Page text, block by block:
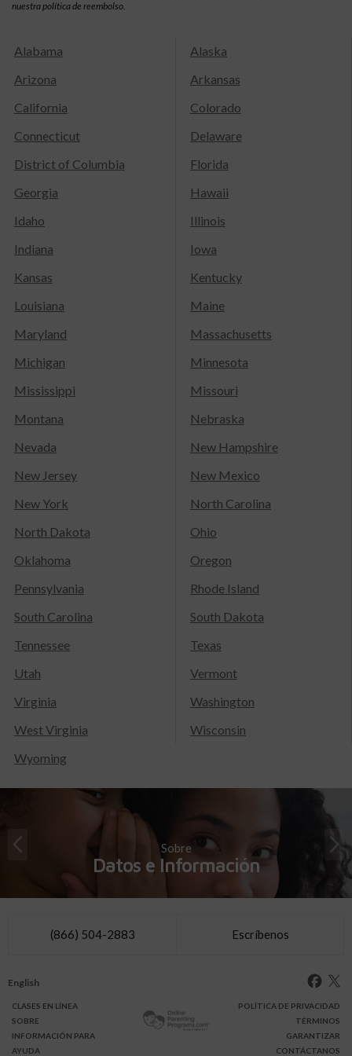
nuestra política de reembolso.
Alabama
Alaska
Arizona
Arkansas
California
Colorado
Connecticut
Delaware
District of Columbia
Florida
Georgia
Hawaii
Idaho
Illinois
Indiana
Iowa
Kansas
Kentucky
Louisiana
Maine
Maryland
Massachusetts
Michigan
Minnesota
Mississippi
Missouri
Montana
Nebraska
Nevada
New Hampshire
New Jersey
New Mexico
New York
North Carolina
North Dakota
Ohio
Oklahoma
Oregon
Pennsylvania
Rhode Island
South Carolina
South Dakota
Tennessee
Texas
Utah
Vermont
Virginia
Washington
West Virginia
Wisconsin
Wyoming
Sobre
Datos e Información
(866) 504-2883 Escríbenos
English
CLASES EN LÍNEA
SOBRE
INFORMACIÓN PARA
AYUDA
POLÍTICA DE PRIVACIDAD
TÉRMINOS
GARANTIZAR
CONTÁCTANOS